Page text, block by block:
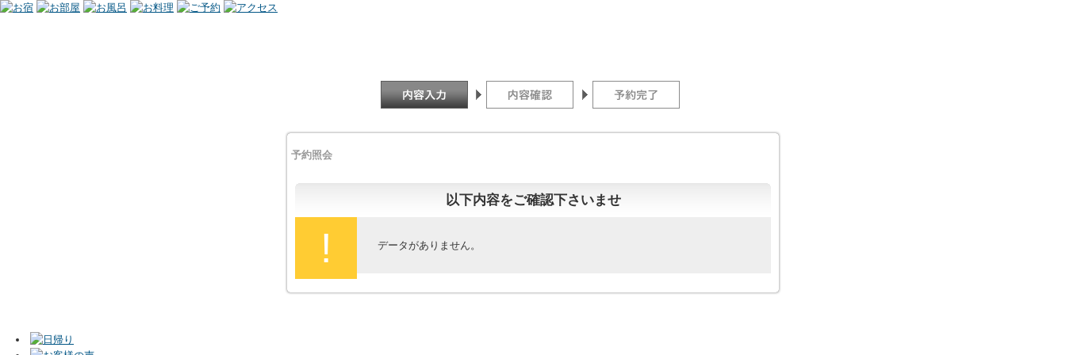
予約照会
以下内容をご確認下さいませ
! データがありません。